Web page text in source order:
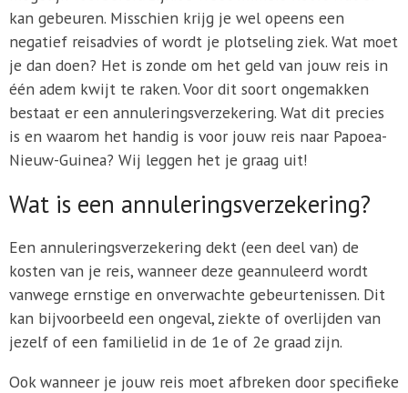
kan gebeuren. Misschien krijg je wel opeens een
negatief reisadvies of wordt je plotseling ziek. Wat moet
je dan doen? Het is zonde om het geld van jouw reis in
één adem kwijt te raken. Voor dit soort ongemakken
bestaat er een annuleringsverzekering. Wat dit precies
is en waarom het handig is voor jouw reis naar Papoea-
Nieuw-Guinea? Wij leggen het je graag uit!
Wat is een annuleringsverzekering?
Een annuleringsverzekering dekt (een deel van) de
kosten van je reis, wanneer deze geannuleerd wordt
vanwege ernstige en onverwachte gebeurtenissen. Dit
kan bijvoorbeeld een ongeval, ziekte of overlijden van
jezelf of een familielid in de 1e of 2e graad zijn.
Ook wanneer je jouw reis moet afbreken door specifieke